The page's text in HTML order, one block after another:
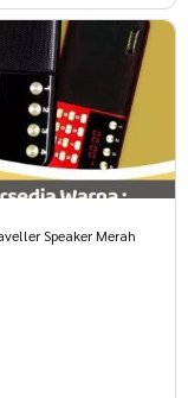
Speaker Merah